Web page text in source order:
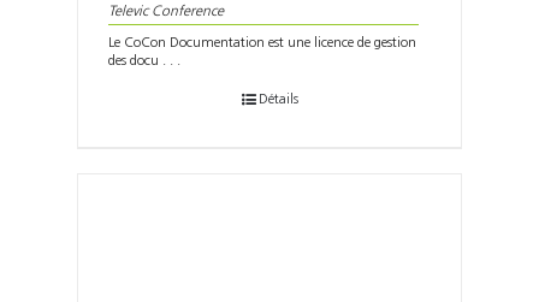
Televic Conference
Le CoCon Documentation est une licence de gestion
des docu . . .
Détails